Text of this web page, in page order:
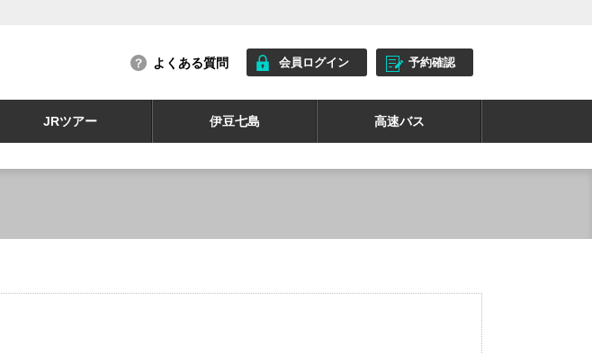
よくある質問 会員ログイン 予約確認
JRツアー 伊豆七島 高速バス